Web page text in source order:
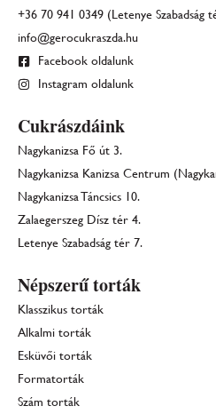
+36 70 941 0349 (Letenye Szabadság
info@gerocukraszda.hu
Facebook oldalunk
Instagram oldalunk
Cukrászdáink
Nagykanizsa Fő út 3.
Nagykanizsa Kanizsa Centrum
Nagykanizsa Táncsics 10.
Zalaegerszeg Dísz tér 4.
Letenye Szabadság tér 7.
Népszerű torták
Klasszikus torták
Alkalmi torták
Esküvői torták
Formatorták
Szám torták